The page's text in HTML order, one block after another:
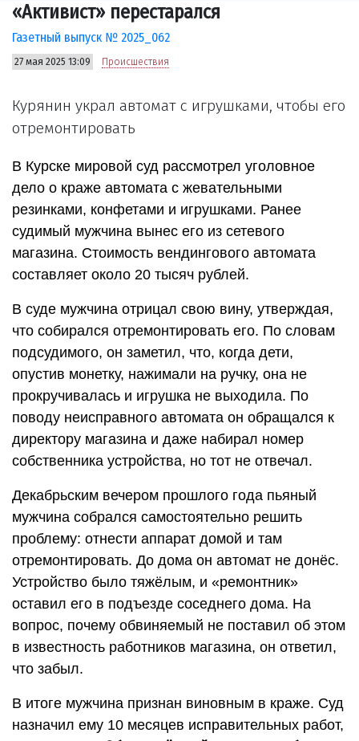
«Активист» перестарался
Газетный выпуск № 2025_062
27 мая 2025 13:09 Происшествия
Курянин украл автомат с игрушками, чтобы его
отремонтировать
В Курске мировой суд рассмотрел уголовное
дело о краже автомата с жевательными
резинками, конфетами и игрушками. Ранее
судимый мужчина вынес его из сетевого
магазина. Стоимость вендингового автомата
составляет около 20 тысяч рублей.
В суде мужчина отрицал свою вину, утверждая,
что собирался отремонтировать его. По словам
подсудимого, он заметил, что, когда дети,
опустив монетку, нажимали на ручку, она не
прокручивалась и игрушка не выходила. По
поводу неисправного автомата он обращался к
директору магазина и даже набирал номер
собственника устройства, но тот не отвечал.
Декабрьским вечером прошлого года пьяный
мужчина собрался самостоятельно решить
проблему: отнести аппарат домой и там
отремонтировать. До дома он автомат не донёс.
Устройство было тяжёлым, и «ремонтник»
оставил его в подъезде соседнего дома. На
вопрос, почему обвиняемый не поставил об этом
в известность работников магазина, он ответил,
что забыл.
В итоге мужчина признан виновным в краже. Суд
назначил ему 10 месяцев исправительных работ,